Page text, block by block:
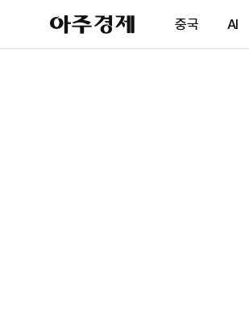
아
주
제
중국 AI